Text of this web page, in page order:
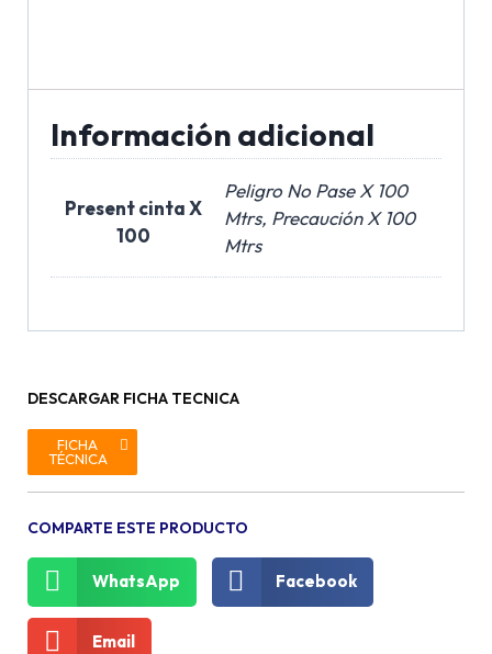
Información adicional
Present cinta X
100
Peligro No Pase X 100
Mtrs, Precaución X 100
Mtrs
DESCARGAR FICHA TECNICA
FICHA
TÉCNICA
COMPARTE ESTE PRODUCTO
WhatsApp Facebook
Email